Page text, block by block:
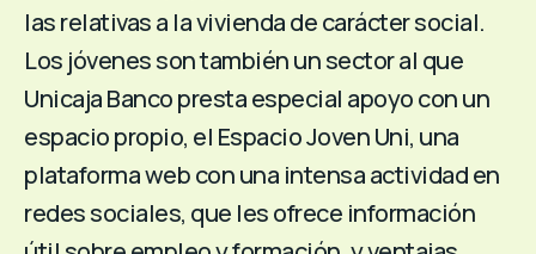
las relativas a la vivienda de carácter social.
Los jóvenes son también un sector al que
Unicaja Banco presta especial apoyo con un
espacio propio, el Espacio Joven Uni, una
plataforma web con una intensa actividad en
redes sociales, que les ofrece información